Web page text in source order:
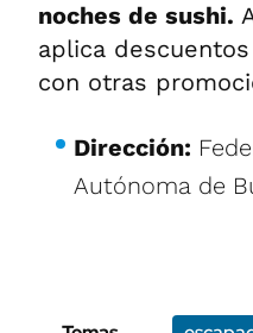
noches de sushi.
aplica
con otras
Dirección:
Autónoma de